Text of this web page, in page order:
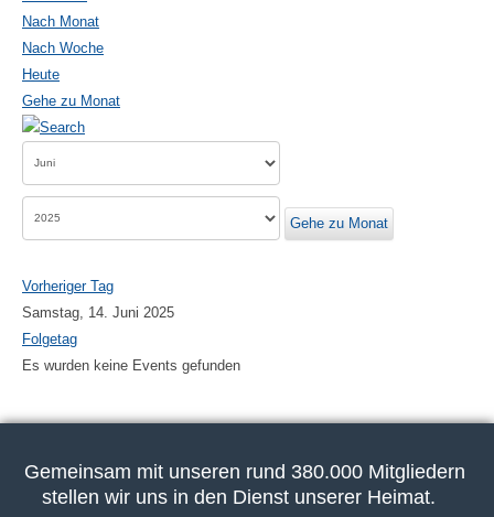
Nach Monat
Nach Woche
Heute
Gehe zu Monat
Gehe zu Monat
Vorheriger Tag
Samstag, 14. Juni 2025
Folgetag
Es wurden keine Events gefunden
Gemeinsam mit unseren rund 380.000 Mitgliedern
stellen wir uns in den Dienst unserer Heimat.